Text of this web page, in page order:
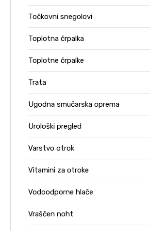
Točkovni snegolovi
Toplotna črpalka
Toplotne črpalke
Trata
Ugodna smučarska oprema
Urološki pregled
Varstvo otrok
Vitamini za otroke
Vodoodporne hlače
Vraščen noht